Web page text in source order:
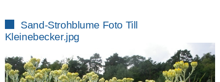
Sand-Strohblume Foto Till
Kleinebecker.jpg